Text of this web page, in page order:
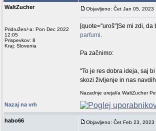
WaltZucher
Pridružen/-a: Pon Dec 2022
12:05
Prispevkov: 8
Kraj: Slovenia
Objavljeno: Čet Jan 05, 2023
[quote="uroš"]Se mi zdi,
parfumi.
Pa začnimo:
"To je res dobra ideja, saj
skozi življenje in nas
Nazadnje urejal/a WaltZucher
Nazaj na vrh
habo66 Objavljeno: Čet Feb 23, 2023